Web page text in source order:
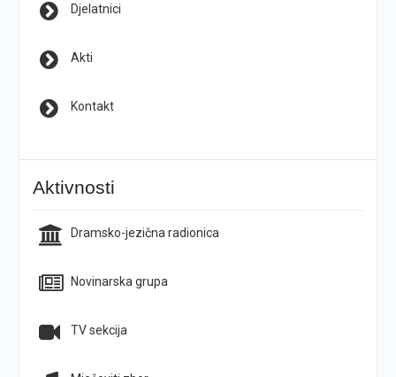
Djelatnici
Akti
Kontakt
Aktivnosti
Dramsko-jezična radionica
Novinarska grupa
TV sekcija